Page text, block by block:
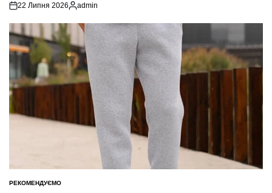
22 Липня 2026
Опубліковано
admin
ОПУБЛІКУВАТИ
РЕКОМЕНДУЄМО